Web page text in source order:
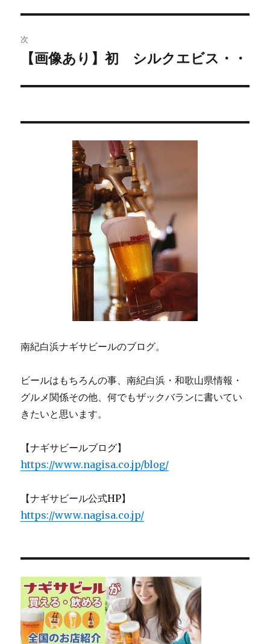
ビ
ゲ
ー
シ
投
稿:
次
投
【画像あり】初 シルクエビス・・
南紀白浜ナギサビールのブログ。
ビールはもちろんの事、南紀白浜・和歌山県情報・
グルメ関係その他、何でもザックバランに書いてい
きたいと思います。
【ナギサビールブログ】
https://www.nagisa.co.jp/blog/
【ナギサビール公式HP】
https://www.nagisa.co.jp/